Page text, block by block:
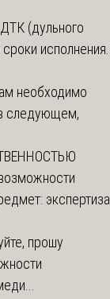
(дульного
исполнения.
необходимо
следующем,
экспертиза
прошу